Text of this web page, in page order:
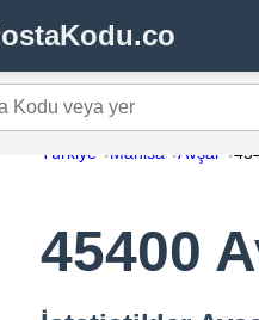
veya yer
Türkiye Manisa Avşar
45400